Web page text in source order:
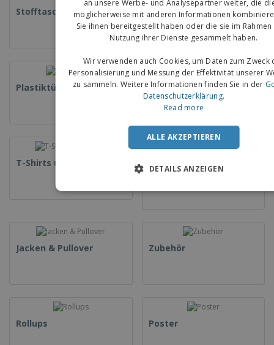
Stofftaschen Papiertüten
Plastiktüten Duftsäckchen
T-Shirts und Polos
Uniformen &
Jacken & Pullover Zubehör
Rollups Poster
an unsere Werbe- und Analysepartner weiter, die
möglicherweise mit anderen Informationen
Sie ihnen bereitgestellt haben oder die sie im
Nutzung ihrer Dienste gesammelt haben.
Wir verwenden auch Cookies, um Daten zum Zweck
Personalisierung und Messung der Effektivität unserer
zu sammeln. Weitere Informationen finden Sie in der
Datenschutzerklärung.
Read more
ALLE AKZEPTIEREN
DETAILS ANZEIGEN